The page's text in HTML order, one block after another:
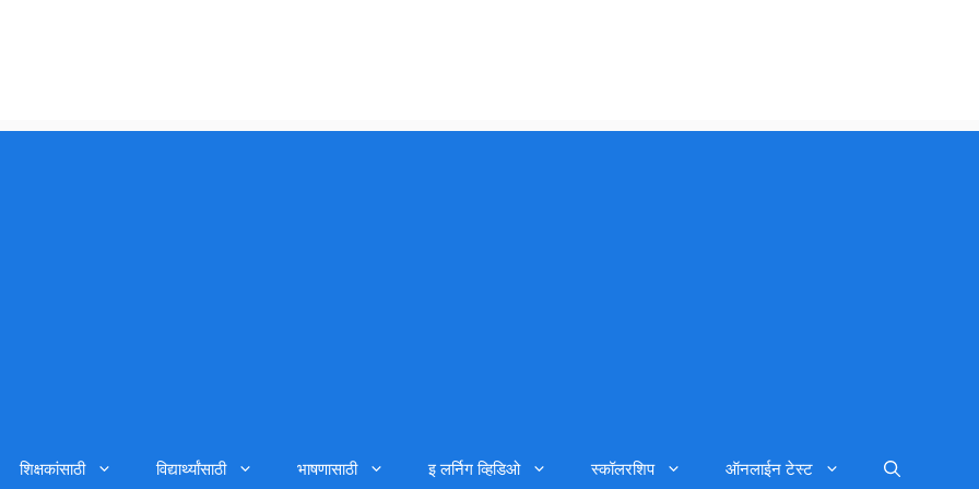
शिक्षकांसाठी विद्यार्थ्यांसाठी भाषणासाठी इ लर्निग व्हिडिओ स्कॉलरशिप ऑनलाईन टेस्ट